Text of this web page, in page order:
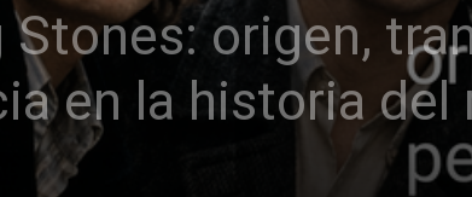
Stones: origen,
en la historia del